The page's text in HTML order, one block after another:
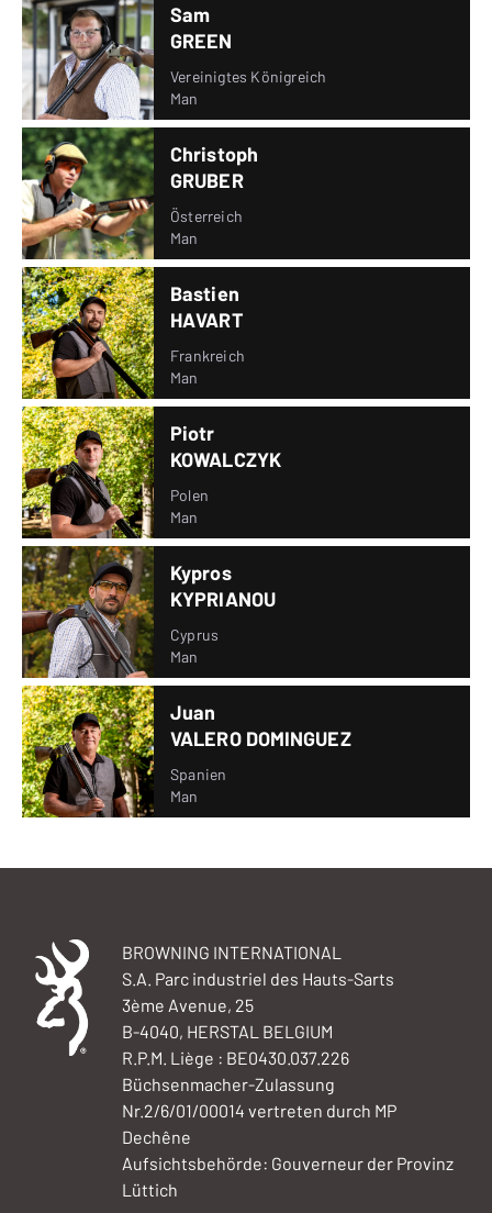
Sam
GREEN
Vereinigtes Königreich
Man
Christoph
GRUBER
Österreich
Man
Bastien
HAVART
Frankreich
Man
Piotr
KOWALCZYK
Polen
Man
Kypros
KYPRIANOU
Cyprus
Man
Juan
VALERO DOMINGUEZ
Spanien
Man
BROWNING INTERNATIONAL
S.A. Parc industriel des Hauts-Sarts
3ème Avenue, 25
B-4040, HERSTAL BELGIUM
R.P.M. Liège : BE0430.037.226
Büchsenmacher-Zulassung
Nr.2/6/01/00014 vertreten durch MP
Dechêne
Aufsichtsbehörde: Gouverneur der Provinz
Lüttich